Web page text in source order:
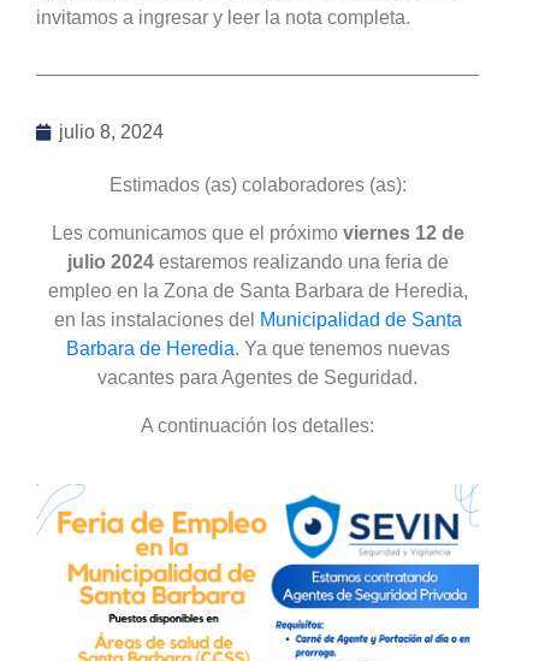
invitamos a ingresar y leer la nota completa.
julio 8, 2024
Estimados (as) colaboradores (as):
Les comunicamos que el próximo viernes 12 de
julio 2024estaremos realizando una feria de
empleo en la Zona de Santa Barbara de Heredia,
en las instalaciones del
Municipalidad de Santa
Barbara de Heredia. Ya que tenemos nuevas
vacantes para Agentes de Seguridad.
A continuación los detalles: